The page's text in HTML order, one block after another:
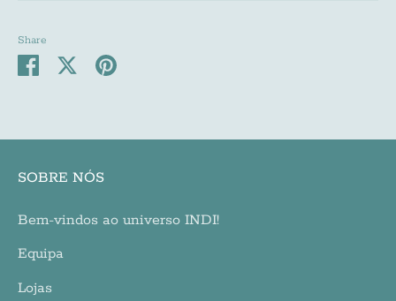
Share
Share SharePin
SOBRE NÓS
Bem-vindos ao universo INDI!
Equipa
Lojas